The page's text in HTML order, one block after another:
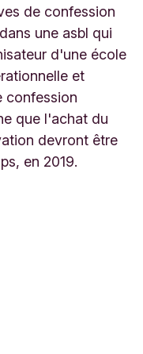
de confession
une asbl qui
d'une école
et
confession
que l'achat du
devront être
en 2019.